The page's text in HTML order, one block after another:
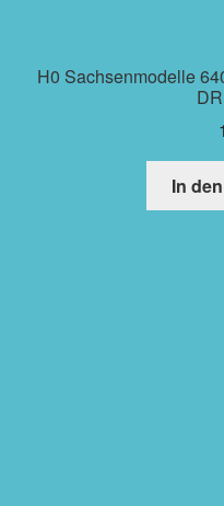
H0 Sachsenmodelle
In